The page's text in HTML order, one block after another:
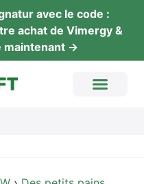
avec le code :
achat de Vimer­gy &
maintenant →